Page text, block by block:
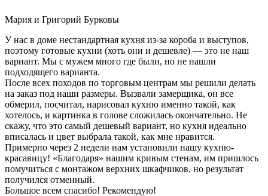
Мария и Григорий Бурковы
У нас в доме нестандартная кухня из-за короба и выступов,
поэтому готовые кухни (хоть они и дешевле) — это не наш
вариант. Мы с мужем много где были, но не нашли
подходящего варианта.
После всех походов по торговым центрам мы решили делать
на заказ под наши размеры. Вызвали замерщика, он все
обмерил, посчитал, нарисовал кухню именно такой, как
хотелось, и картинка в голове сложилась окончательно. Не
скажу, что это самый дешевый вариант, но кухня идеально
вписалась и цвет выбрала такой, как мне нравится.
Примерно через 2 недели нам установили нашу кухню-
красавицу! «Благодаря» нашим кривым стенам, им пришлось
помучиться с монтажом верхних шкафчиков, но результат
получился отменный.
Большое всем спасибо! Рекомендую!